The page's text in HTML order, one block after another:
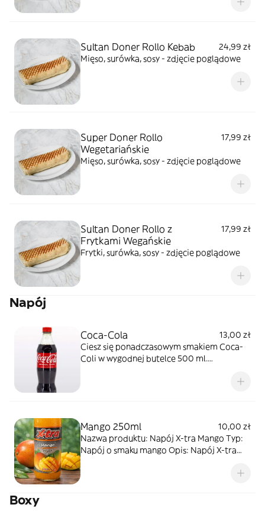
Sultan Doner Rollo Kebab
24,99 zł
Mięso, surówka, sosy - zdjęcie poglądowe
Super Doner Rollo
Wegetariańskie
17,99 zł
Mięso, surówka, sosy - zdjęcie poglądowe
Sultan Doner Rollo z
Frytkami Wegańskie
17,99 zł
Frytki, surówka, sosy - zdjęcie poglądowe
Napój
Coca-Cola
13,00 zł
Ciesz się ponadczasowym smakiem Coca-
Coli w wygodnej butelce 500 ml.
Mango 250ml
10,00 zł
Nazwa produktu: Napój X-tra Mango Typ:
Napój o smaku mango Opis: Napój X-tra
smaku mango. Ma słodki smak naturalnego
Boxy